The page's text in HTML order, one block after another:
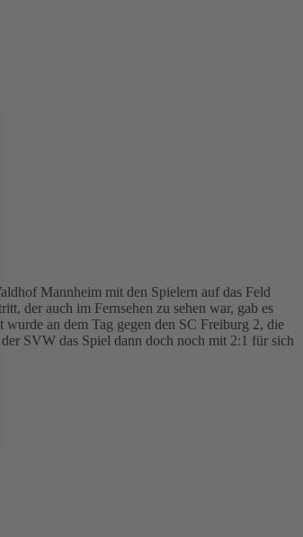
Mannheim mit den Spielern auf das Feld
der auch im Fernsehen zu sehen war, gab es
an dem Tag gegen den SC Freiburg 2, die
SVW das Spiel dann doch noch mit 2:1 für sich